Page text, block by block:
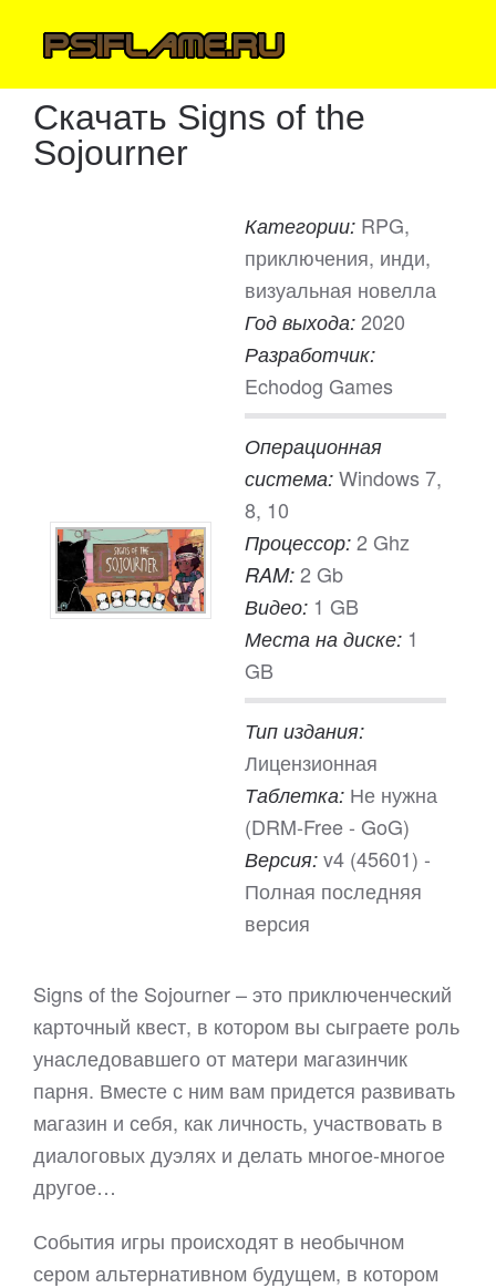
Скачать Signs of the
Sojourner
Категории: RPG,
приключения, инди,
визуальная новелла
Год выхода: 2020
Разработчик:
Echodog Games
Операционная
система: Windows 7,
8, 10
Процессор: 2 Ghz
RAM: 2 Gb
Видео: 1 GB
Места на диске: 1
GB
Тип издания:
Лицензионная
Таблетка: Не нужна
(DRM-Free - GoG)
Версия: v4 (45601) -
Полная последняя
версия
Signs of the Sojourner – это приключенческий
карточный квест, в котором вы сыграете роль
унаследовавшего от матери магазинчик
парня. Вместе с ним вам придется развивать
магазин и себя, как личность, участвовать в
диалоговых дуэлях и делать многое-многое
другое…
События игры происходят в необычном
сером альтернативном будущем, в котором